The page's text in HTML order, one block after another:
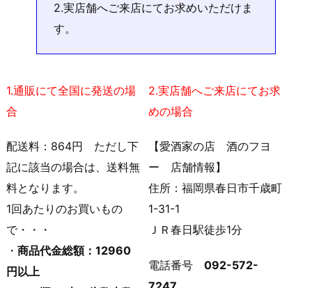
2.実店舗へご来店にてお求めいただけま
す。
1.通販にて全国に発送の場
合
配送料：864円 ただし下
記に該当の場合は、送料無
料となります。
1回あたりのお買いもの
で・・・
・ 商品代金総額：12960
円以上
2.実店舗へご来店にてお求
めの場合
【愛酒家の店 酒のフヨ
ー 店舗情報】
住所：福岡県春日市千歳町
1-31-1
ＪＲ春日駅徒歩1分
電話番号 092-572-